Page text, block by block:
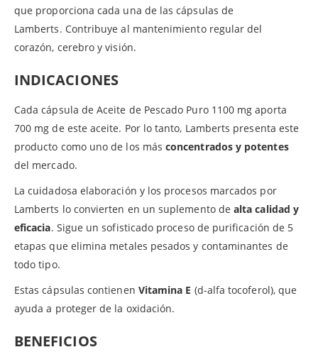
que proporciona cada una de las cápsulas de
Lamberts. Contribuye al mantenimiento regular del
corazón, cerebro y visión.
INDICACIONES
Cada cápsula de Aceite de Pescado Puro 1100 mg aporta
700 mg de este aceite. Por lo tanto, Lamberts presenta este
producto como uno de los másconcentrados y potentes
del mercado.
La cuidadosa elaboración y los procesos marcados por
Lamberts lo convierten en un suplemento dealta calidad y
eficacia. Sigue un sofisticado proceso de purificación de 5
etapas que elimina metales pesados y contaminantes de
todo tipo.
Estas cápsulas contienen Vitamina E (d-alfa tocoferol), que
ayuda a proteger de la oxidación.
BENEFICIOS